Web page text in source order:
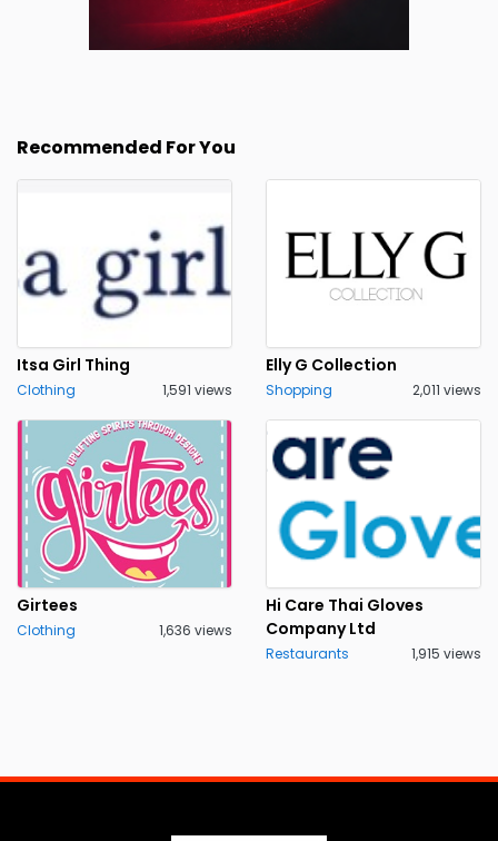
Recommended For You
Itsa Girl Thing
Clothing 1,591 views
Elly G Collection
Shopping 2,011 views
Girtees
Clothing 1,636 views
Hi Care Thai Gloves
Company Ltd
Restaurants 1,915 views